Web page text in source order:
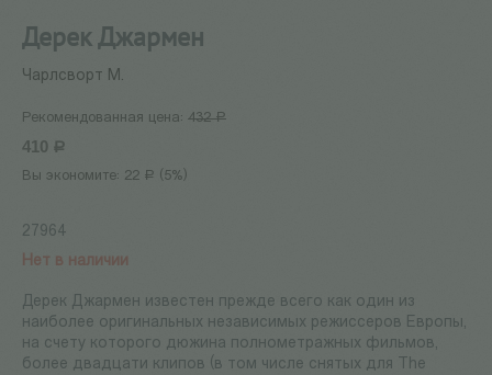
Дерек Джармен
Чарлсворт М.
Рекомендованная цена: 432 Р
410 Р
Вы экономите: 22 Р (5%)
27964
Нет в наличии
Дерек Джармен известен прежде всего как один из
наиболее оригинальных независимых режиссеров Европы,
на счету которого дюжина полнометражных фильмов,
более двадцати клипов (в том числе снятых для The